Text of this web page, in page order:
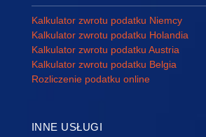
Kalkulator zwrotu podatku Niemcy
Kalkulator zwrotu podatku Holandia
Kalkulator zwrotu podatku Austria
Kalkulator zwrotu podatku Belgia
Rozliczenie podatku online
INNE USŁUGI